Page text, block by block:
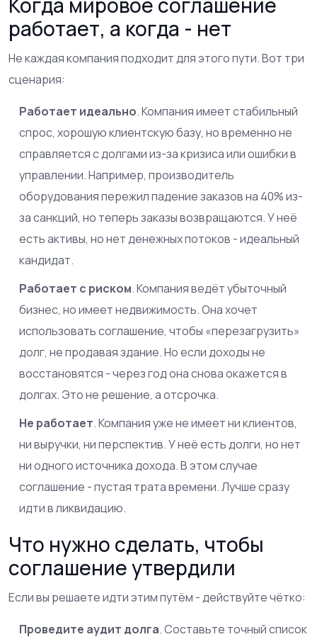
работает, а когда - нет
Не каждая компания подходит для этого пути. Вот три
сценария:
Работает идеально. Компания имеет стабильный
спрос, хорошую клиентскую базу, но временно не
справляется с долгами из-за кризиса или ошибки в
управлении. Например, производитель
оборудования пережил падение заказов на 40% из-
за санкций, но теперь заказы возвращаются. У неё
есть активы, но нет денежных потоков - идеальный
кандидат.
Работает с риском. Компания ведёт убыточный
бизнес, но имеет недвижимость. Она хочет
использовать соглашение, чтобы «перезагрузить»
долг, не продавая здание. Но если доходы не
восстановятся - через год она снова окажется в
долгах. Это не решение, а отсрочка.
Не работает. Компания уже не имеет ни клиентов,
ни выручки, ни перспектив. У неё есть долги, но нет
ни одного источника дохода. В этом случае
соглашение - пустая трата времени. Лучше сразу
идти в ликвидацию.
Что нужно сделать, чтобы
соглашение утвердили
Если вы решаете идти этим путём - действуйте чётко:
Проведите аудит долга. Составьте точный список